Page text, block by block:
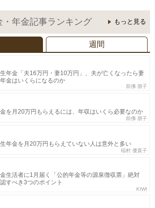
・年金記事ランキング もっと見る
週間
年金「夫16万円・妻10万円」、夫が亡くなったら妻
金はいくらになるのか
前佛 朋子
を月20万円もらえるには、年収はいくら必要なのか
前佛 朋子
年金を月20万円もらえていない人は意外と多い
稲村 優貴子
生活者に1月届く「公的年金等の源泉徴収票」絶対
すべき3つのポイント
KIWI